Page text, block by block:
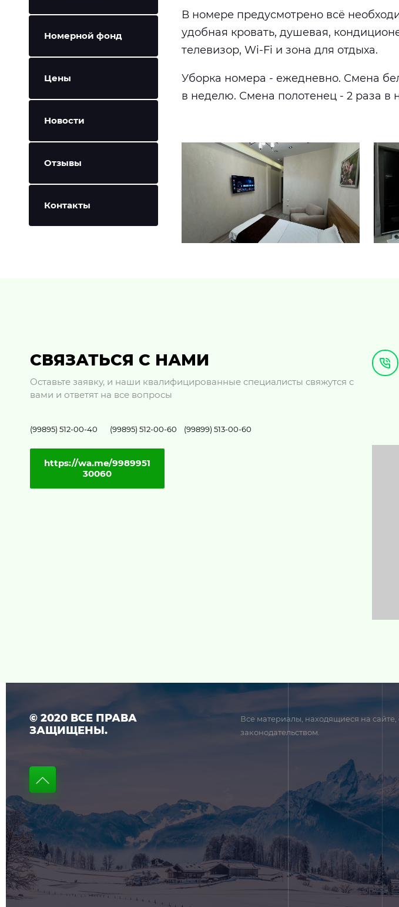
Номерной фонд
Цены
Новости
Отзывы
Контакты
В номере предусмотрено всё
удобная кровать, душевая,
телевизор, Wi-Fi и зона для отдыха.
Уборка номера - ежедневно. Смена
в неделю. Смена полотенец - 2 раза в
СВЯЗАТЬСЯ С НАМИ
Оставьте заявку, и наши квалифицированные специалисты свяжутся с
вами и ответят на все вопросы
(99895) 512-00-40 (99895) 512-00-60 (99899) 513-00-60
https://wa.me/9989951
30060
© 2020 ВСЕ ПРАВА
ЗАЩИЩЕНЫ.
Все материалы, находящиеся на сайте,
законодательством.